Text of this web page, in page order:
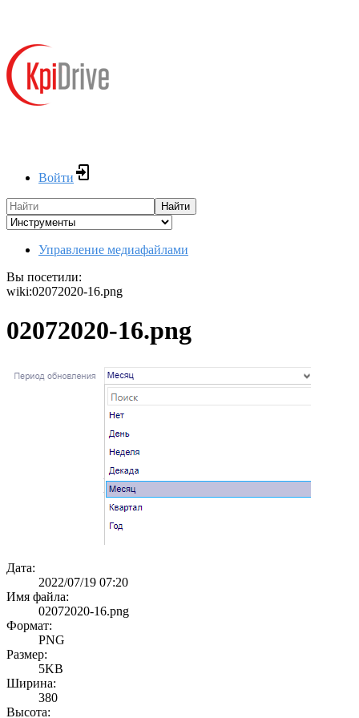
Войти
Найти
Управление медиафайлами
Вы посетили:
wiki:02072020-16.png
02072020-16.png
Дата:
2022/07/19 07:20
Имя файла:
02072020-16.png
Формат:
PNG
Размер:
5KB
Ширина:
380
Высота: